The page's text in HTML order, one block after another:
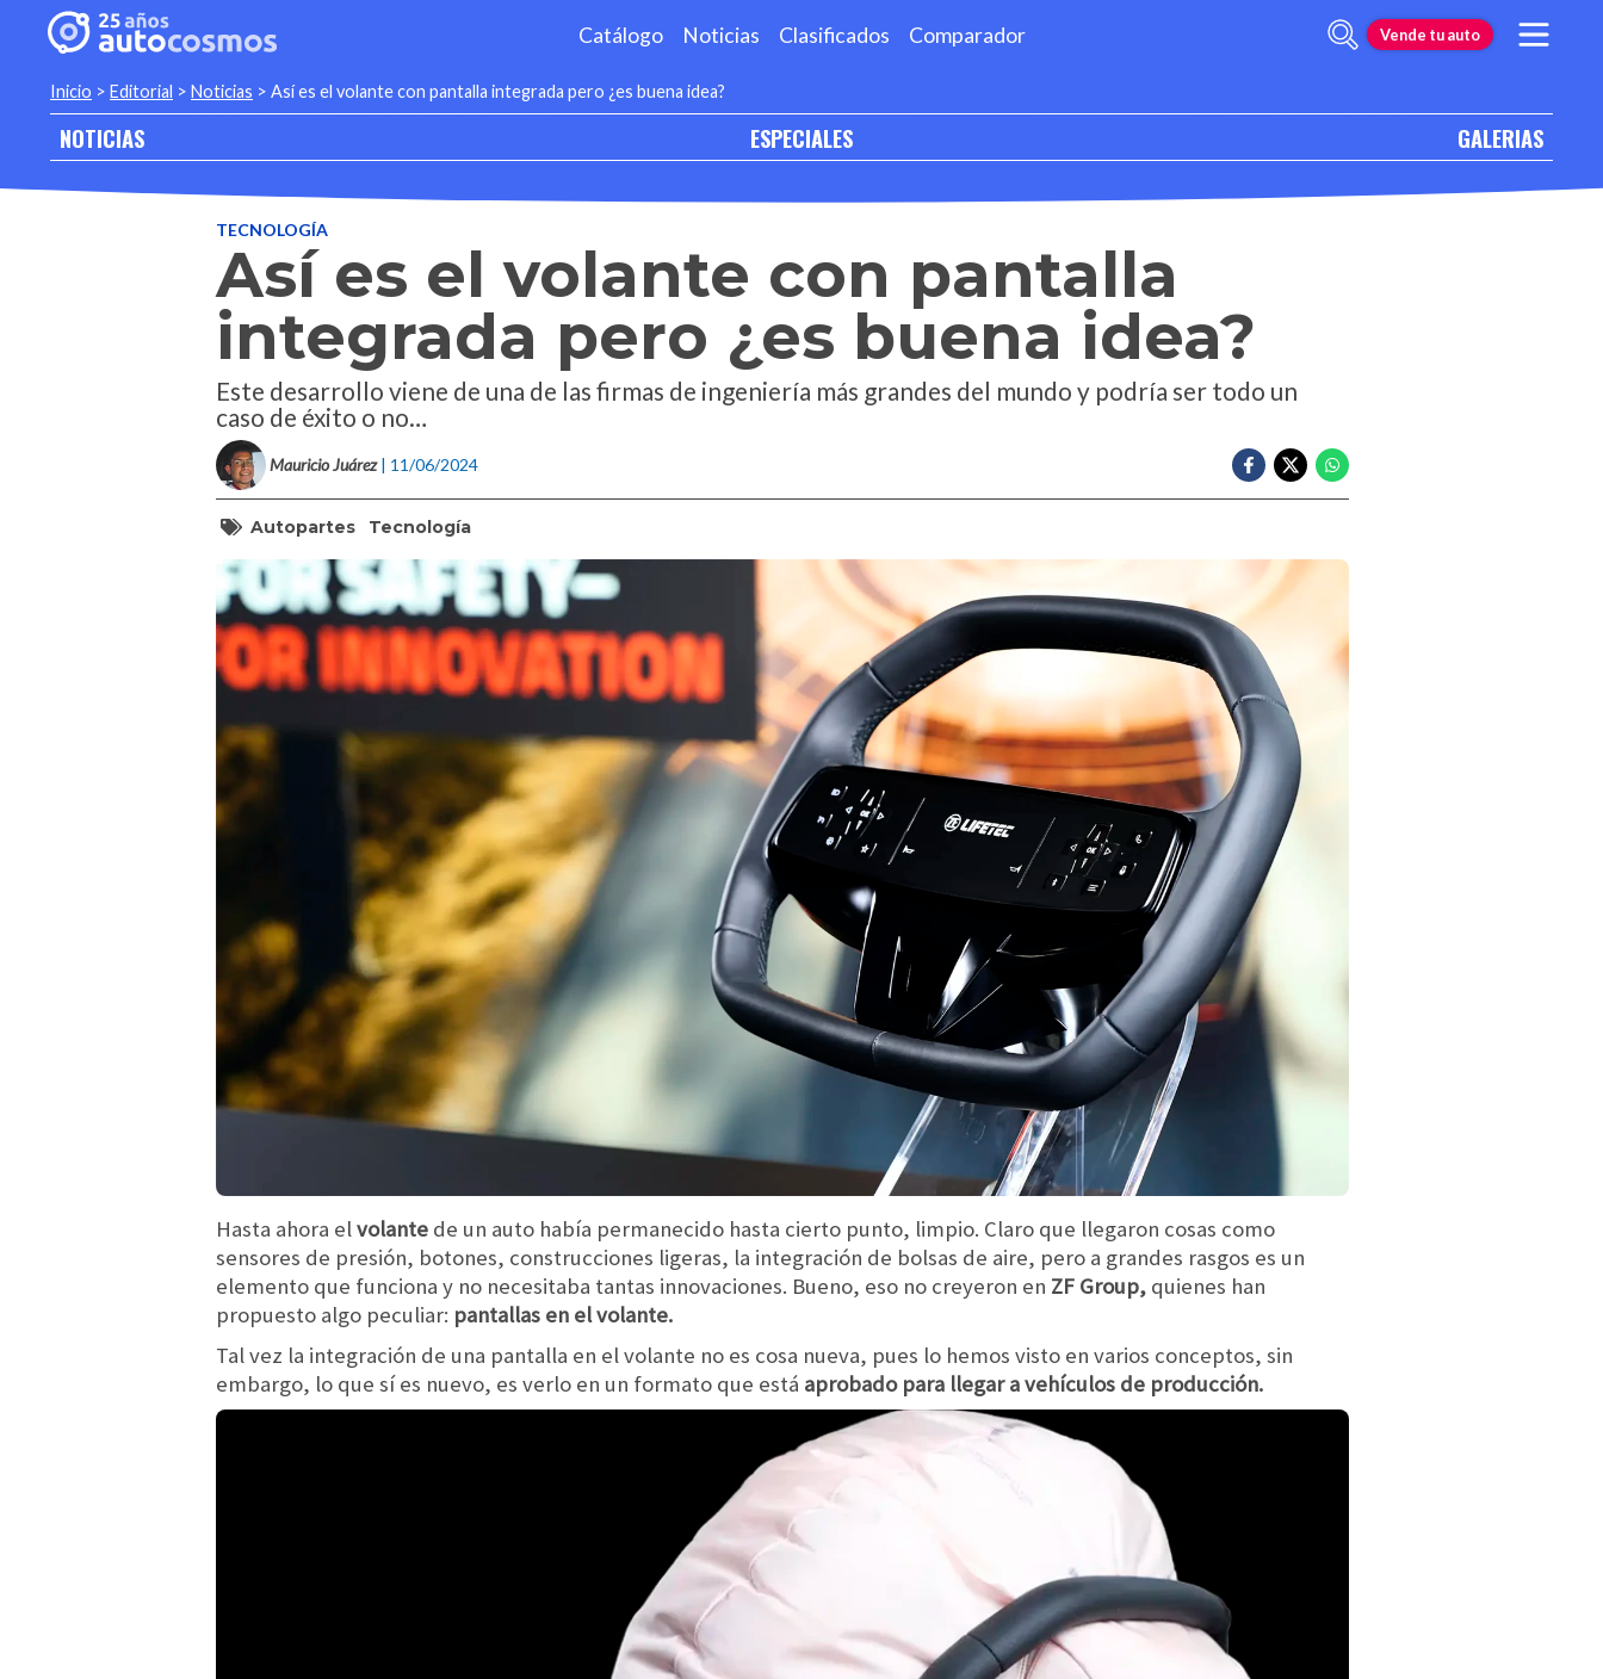
Catálogo Noticias Clasificados Comparador Vende tu auto
Inicio > Editorial > Noticias > Así es el volante con pantalla integrada pero ¿es buena idea?
NOTICIAS ESPECIALES GALERIAS
TECNOLOGÍA
Así es el volante con pantalla
integrada pero ¿es buena idea?
Este desarrollo viene de una de las firmas de ingeniería más grandes del mundo y podría ser todo un
caso de éxito o no…
Mauricio Juárez | 11/06/2024
Autopartes Tecnología
Hasta ahora elvolante de un auto había permanecido hasta cierto punto, limpio. Claro que llegaron cosas como
sensores de presión, botones, construcciones ligeras, la integración de bolsas de aire, pero a grandes rasgos es un
elemento que funciona y no necesitaba tantas innovaciones. Bueno, eso no creyeron en ZF Group, quienes han
propuesto algo peculiar: pantallas en el volante.
Tal vez la integración de una pantalla en el volante no es cosa nueva, pues lo hemos visto en varios conceptos, sin
embargo, lo que sí es nuevo, es verlo en un formato que está aprobado para llegar a vehículos de producción.